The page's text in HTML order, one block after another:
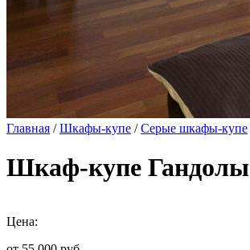
Главная /Шкафы-купе /Серые шкафы-купе
Шкаф-купе Гандолы
Цена: